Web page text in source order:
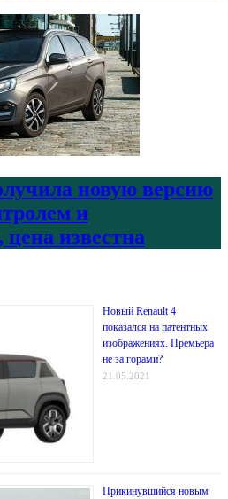
новую версию
и
известна
Новый Renault 4
показался на патентных
изображениях. Премьера
не за горами?
21.05.2021
Прикинувшийся новым